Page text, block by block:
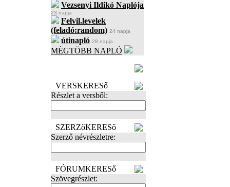
Vezsenyi Ildikó Naplója
23 napja
Felvil.levelek
(feladó:random) 24 napja
útinapló 28 napja
MÉGTÖBB NAPLÓ
VERSKERESő
Részlet a versből:
SZERZőKERESő
Szerző névrészletre:
FÓRUMKERESő
Szövegrészlet: